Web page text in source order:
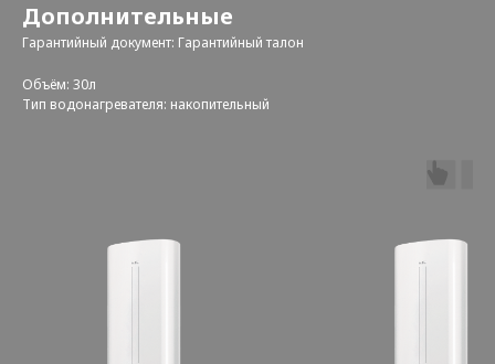
Дополнительные
Гарантийный документ: Гарантийный талон
Объём: 30л
Тип водонагревателя: накопительный